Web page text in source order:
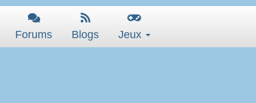
Forums Blogs Jeux